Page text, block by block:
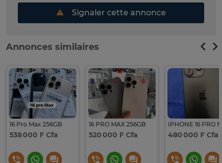
Signaler cette annonce
Annonces similaires
16 Pro Max 256GB
538 000 F Cfa
16 PRO MAX 256GB
520 000 F Cfa
IPHONE 16 PRO
480 000 F Cfa